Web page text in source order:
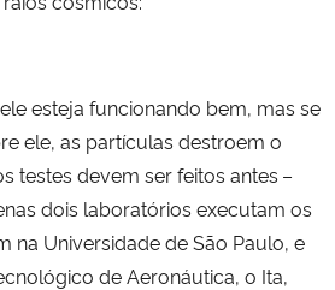
esteja funcionando bem, mas se
ele, as partículas destroem o
testes devem ser feitos antes –
dois laboratórios executam os
na Universidade de São Paulo, e
de Aeronáutica, o Ita,